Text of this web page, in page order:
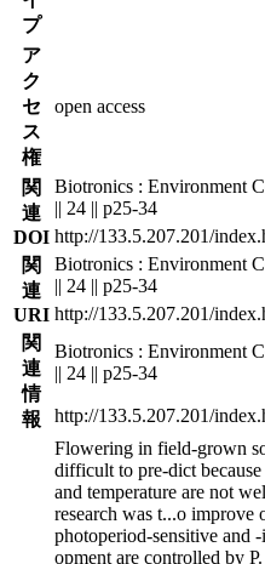
プ
ア
ク
セ
ス
権
open access
関
連
DOI
Biotronics : Environment
|| 24 || p25-34
http://133.5.207.201/
関
連
URI
Biotronics : Environment
|| 24 || p25-34
http://133.5.207.201/
関
連
情
報
Biotronics : Environment
|| 24 || p25-34
http://133.5.207.201/
Flowering in field-grown
difficult to pre-dict
and temperature are not
research was t...o improve
photoperiod-sensitive and
opment are controlled by